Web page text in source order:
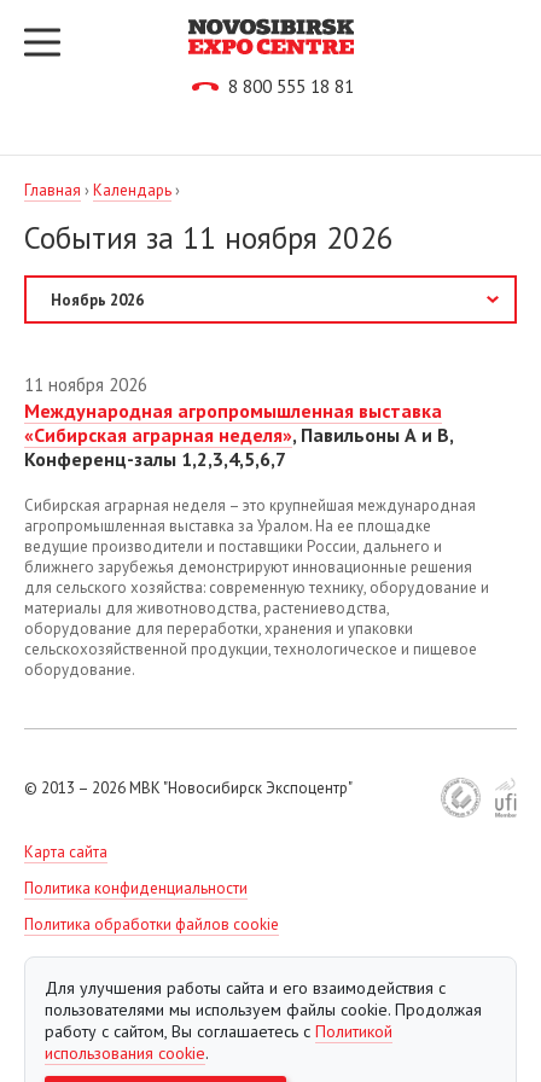
8 800 555 18 81
Главная ›Календарь›
События за 11 ноября 2026
2026
Август
Сентябрь
Октябрь
Ноябрь
Декабрь
11 ноября 2026
Международная агропромышленная выставка
«Сибирская аграрная неделя», Павильоны А и В,
Конференц-залы 1,2,3,4,5,6,7
Сибирская аграрная неделя – это крупнейшая международная
агропромышленная выставка за Уралом. На ее площадке
ведущие производители и поставщики России, дальнего и
ближнего зарубежья демонстрируют инновационные решения
для сельского хозяйства: современную технику, оборудование и
материалы для животноводства, растениеводства,
оборудование для переработки, хранения и упаковки
сельскохозяйственной продукции, технологическое и пищевое
оборудование.
Для улучшения работы сайта и его взаимодействия с
пользователями мы используем файлы cookie. Продолжая
работу с сайтом, Вы соглашаетесь с Политикой
использования cookie.
© 2013 – 2026МВК "Новосибирск Экспоцентр"
Карта сайта
Политика конфиденциальности
Политика обработки файлов cookie